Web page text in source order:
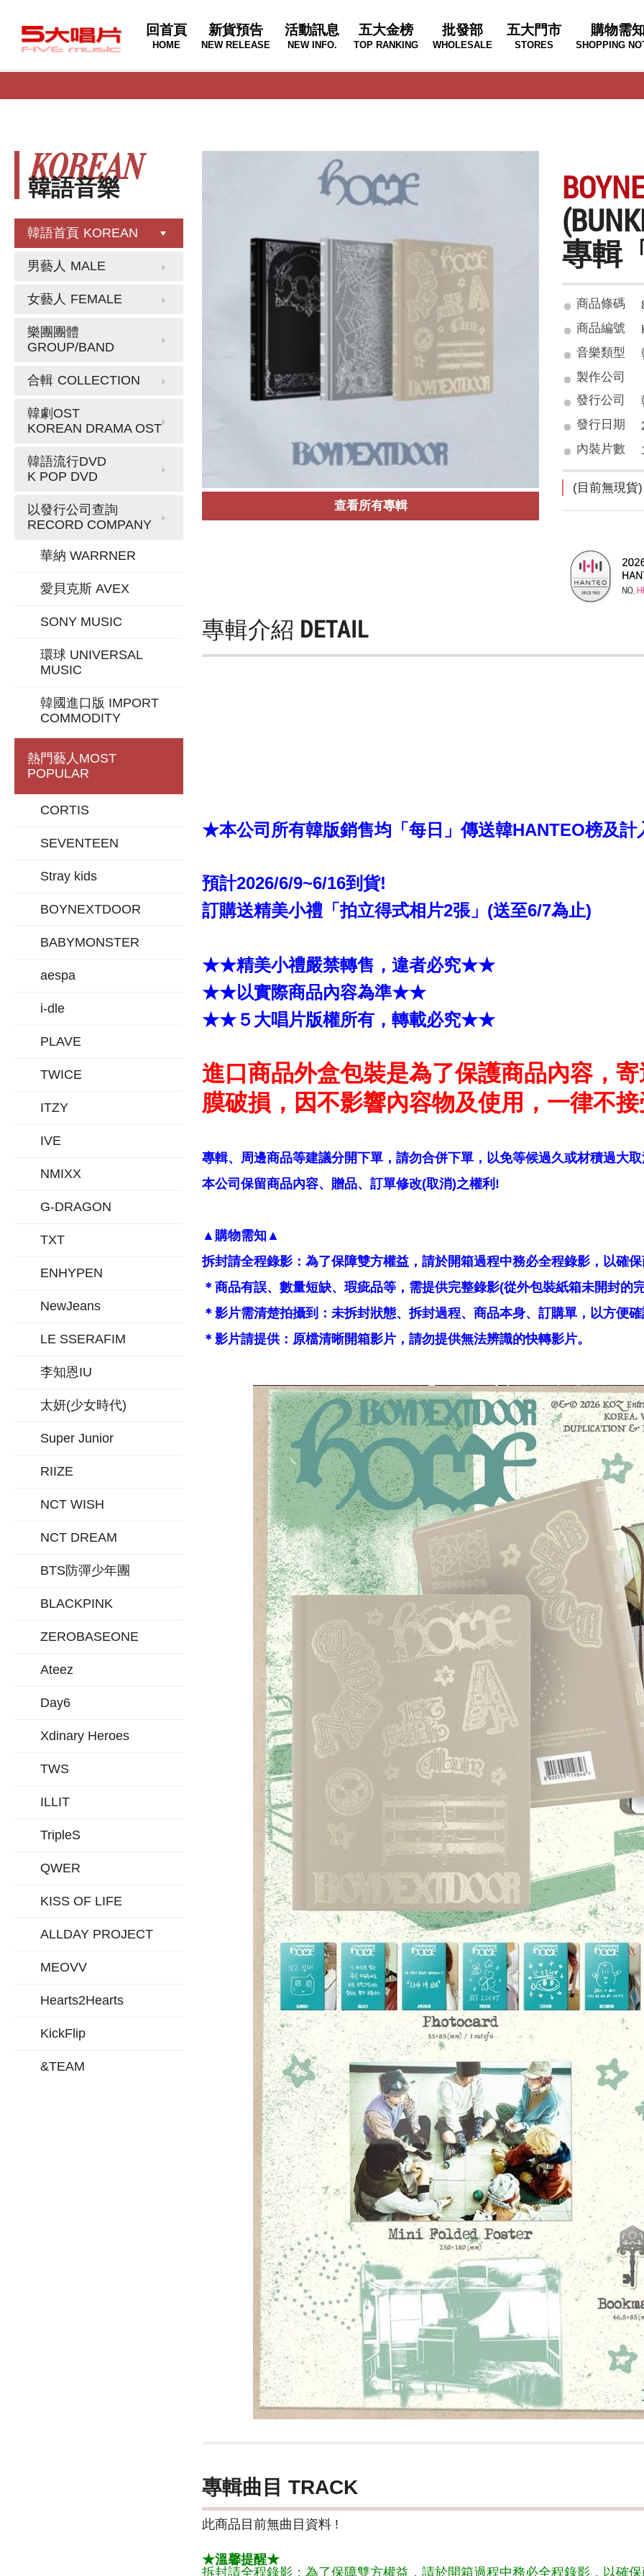
回首頁
HOME
新貨預告
NEW RELEASE
活動訊息
NEW INFO.
五大金榜
TOP RANKING
批發部
WHOLESALE
五大門市
STORES
購物需
SHOPPING
韓語音樂
KOREAN
韓語首頁 KOREAN
男藝人 MALE
女藝人 FEMALE
樂團團體
GROUP/BAND
合輯 COLLECTION
韓劇OST
KOREAN DRAMA OST
韓語流行DVD
K POP DVD
以發行公司查詢
RECORD COMPANY
華納 WARRNER
愛貝克斯 AVEX
SONY MUSIC
環球 UNIVERSAL
MUSIC
韓國進口版 IMPORT
COMMODITY
熱門藝人 MOST
POPULAR
CORTIS
SEVENTEEN
Stray kids
BOYNEXTDOOR
BABYMONSTER
aespa
i-dle
PLAVE
TWICE
ITZY
IVE
NMIXX
G-DRAGON
TXT
ENHYPEN
NewJeans
LE SSERAFIM
李知恩IU
太妍(少女時代)
Super Junior
RIIZE
NCT WISH
NCT DREAM
BTS防彈少年團
BLACKPINK
ZEROBASEONE
Ateez
Day6
Xdinary Heroes
TWS
ILLIT
TripleS
QWER
KISS OF LIFE
ALLDAY PROJECT
MEOVV
Hearts2Hearts
KickFlip
&TEAM
查看所有專輯
專輯
商品條碼
商品編號
音樂類型
製作公司
發行公司
發行日期
內裝片數
(目前無現貨)
專輯介紹 DETAIL
★本公司所有韓版銷售均「每日」傳送韓HANTEO榜及
預計2026/6/9~6/16到貨!
訂購送精美小禮「拍立得式相片2張」(送至6/7為止)
★★精美小禮嚴禁轉售，違者必究★★
★★以實際商品內容為準★★
★★５大唱片版權所有，轉載必究★★
進口商品外盒包裝是為了保護商品內容，
膜破損，因不影響內容物及使用，一律不
專輯、周邊商品等建議分開下單，請勿合併下單，以免等候過久或材積過大
本公司保留商品內容、贈品、訂單修改(取消)之權利!
▲購物需知▲
拆封請全程錄影：為了保障雙方權益，請於開箱過程中務必全程錄影，以確
＊商品有誤、數量短缺、瑕疵品等，需提供完整錄影(從外包裝紙箱未開封的
＊影片需清楚拍攝到：未拆封狀態、拆封過程、商品本身、訂購單，以方便
＊影片請提供：原檔清晰開箱影片，請勿提供無法辨識的快轉影片。
專輯曲目 TRACK
此商品目前無曲目資料 !
★溫馨提醒★
拆封請全程錄影：為了保障雙方權益，請於開箱過程中務必全程錄影，以確